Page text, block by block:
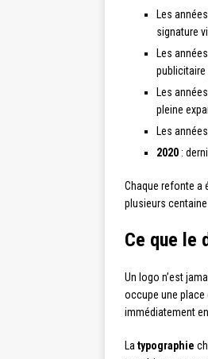
Les années
signature
Les années
publicitaire
Les années
pleine
Les années
2020 :
Chaque refonte a
plusieurs
Ce que le
Un logo n’est
occupe une place
immédiatement
La typographie